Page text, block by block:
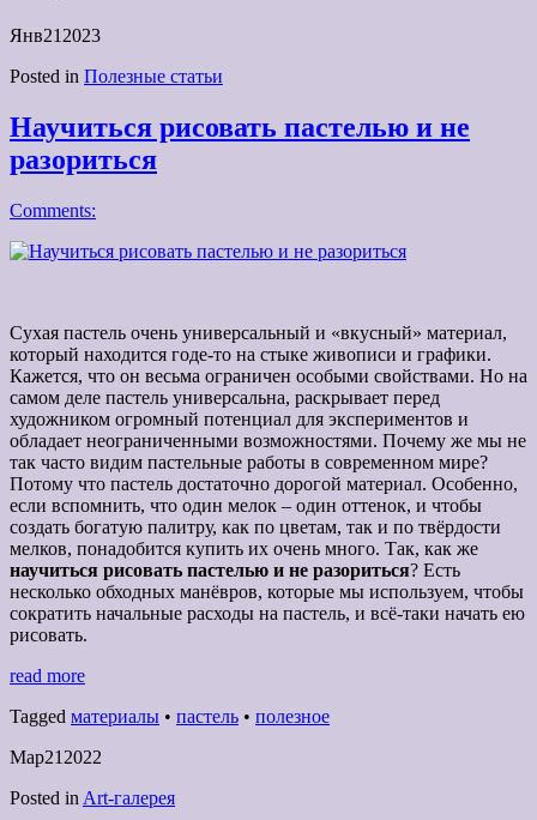
Янв21 2023
Posted in Полезные статьи
Научиться рисовать пастелью и не
разориться
Comments:
Сухая пастель очень универсальный и «вкусный» материал,
который находится годе-то на стыке живописи и графики.
Кажется, что он весьма ограничен особыми свойствами. Но на
самом деле пастель универсальна, раскрывает перед
художником огромный потенциал для экспериментов и
обладает неограниченными возможностями. Почему же мы не
так часто видим пастельные работы в современном мире?
Потому что пастель достаточно дорогой материал. Особенно,
если вспомнить, что один мелок – один оттенок, и чтобы
создать богатую палитру, как по цветам, так и по твёрдости
мелков, понадобится купить их очень много. Так, как же
научиться рисовать пастелью и не разориться? Есть
несколько обходных манёвров, которые мы используем, чтобы
сократить начальные расходы на пастель, и всё-таки начать ею
рисовать.
read more
Tagged материалы • пастель • полезное
Мар21 2022
Posted in Art-галерея